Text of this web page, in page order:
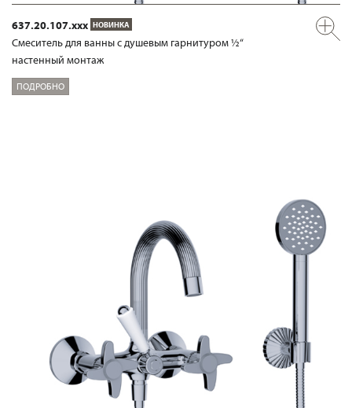
637.20.107.xxx НОВИНКА
Смеситель для ванны с душевым гарнитуром ½“
настенный монтаж
ПОДРОБНО